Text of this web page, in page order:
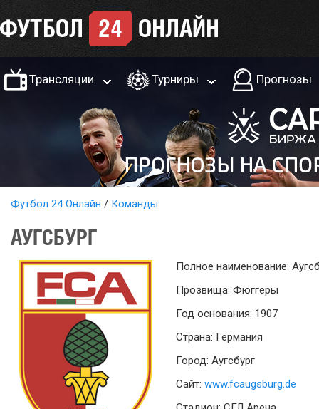
Трансляции Турниры Прогнозы
Футбол 24 Онлайн Команды
АУГСБУРГ
Полное наименование:
Прозвища: Фюггеры
Год основания: 1907
Страна: Германия
Город: Аугсбург
Сайт: www.fcaugsburg.de